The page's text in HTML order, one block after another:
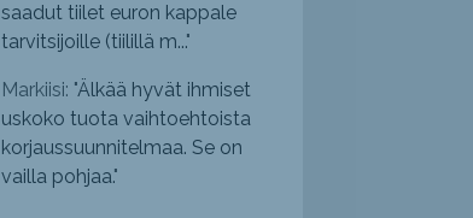
saadut tiilet euron kappale
tarvitsijoille (tiilillä m..."
Markiisi: "Älkää hyvät ihmiset
uskoko tuota vaihtoehtoista
korjaussuunnitelmaa. Se on
vailla pohjaa."